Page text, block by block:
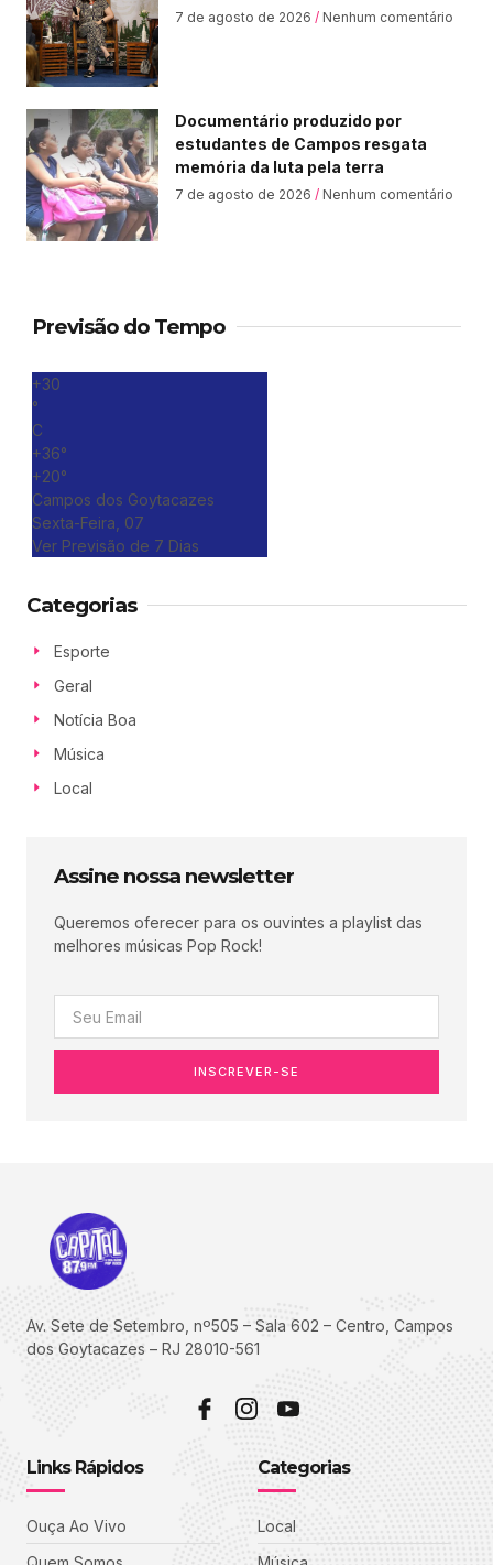
7 de agosto de 2026 Nenhum comentário
Documentário produzido por
estudantes de Campos resgata
memória da luta pela terra
7 de agosto de 2026 Nenhum comentário
Previsão do Tempo
+30
°
C
+36°
+20°
Campos dos Goytacazes
Sexta-Feira, 07
Ver Previsão de 7 Dias
Categorias
Esporte
Geral
Notícia Boa
Música
Local
Assine nossa newsletter
Queremos oferecer para os ouvintes a playlist das
melhores músicas Pop Rock!
INSCREVER-SE
Av. Sete de Setembro, nº505 – Sala 602 – Centro, Campos
dos Goytacazes – RJ 28010-561
Links Rápidos
Ouça Ao Vivo
Categorias
Local